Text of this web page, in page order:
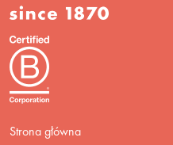
Strona główna